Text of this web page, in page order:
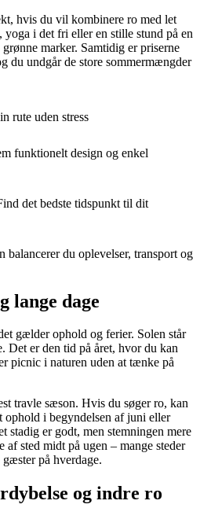
hvis du vil kombinere ro med let
i det fri eller en stille stund på en
marker. Samtidig er priserne
du undgår de store sommermængder
rute uden stress
funktionelt design og enkel
det bedste tidspunkt til dit
balancerer du oplevelser, transport og
lange dage
gælder ophold og ferier. Solen står
Det er den tid på året, hvor du kan
picnic i naturen uden at tænke på
travle sæson. Hvis du søger ro, kan
ophold i begyndelsen af juni eller
stadig er godt, men stemningen mere
sted midt på ugen – mange steder
på hverdage.
og indre ro